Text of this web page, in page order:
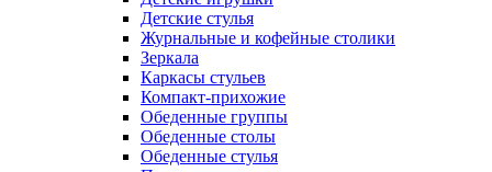
Детские стулья
Журнальные и кофейные столики
Зеркала
Каркасы стульев
Компакт-прихожие
Обеденные группы
Обеденные столы
Обеденные стулья